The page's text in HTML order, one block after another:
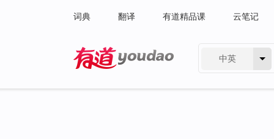
词典 翻译 有道精品课 云笔记
中英